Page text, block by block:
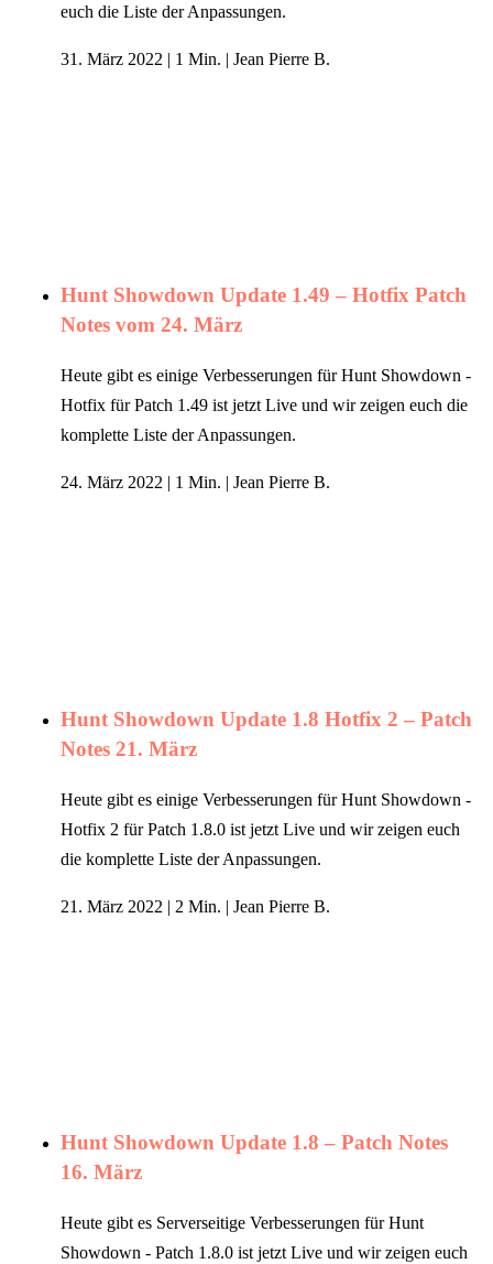
euch die Liste der Anpassungen.
31. März 2022 | 1 Min. | Jean Pierre B.
Hunt Showdown Update 1.49 – Hotfix Patch
Notes vom 24. März
Heute gibt es einige Verbesserungen für Hunt Showdown -
Hotfix für Patch 1.49 ist jetzt Live und wir zeigen euch die
komplette Liste der Anpassungen.
24. März 2022 | 1 Min. | Jean Pierre B.
Hunt Showdown Update 1.8 Hotfix 2 – Patch
Notes 21. März
Heute gibt es einige Verbesserungen für Hunt Showdown -
Hotfix 2 für Patch 1.8.0 ist jetzt Live und wir zeigen euch
die komplette Liste der Anpassungen.
21. März 2022 | 2 Min. | Jean Pierre B.
Hunt Showdown Update 1.8 – Patch Notes
16. März
Heute gibt es Serverseitige Verbesserungen für Hunt
Showdown - Patch 1.8.0 ist jetzt Live und wir zeigen euch